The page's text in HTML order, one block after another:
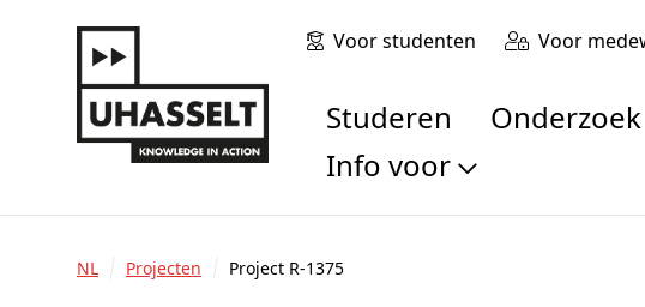
Voor studenten Voor
Studeren Onderzoek
Info voor
Toekomstige studenten
NL Projecten Project R-1375